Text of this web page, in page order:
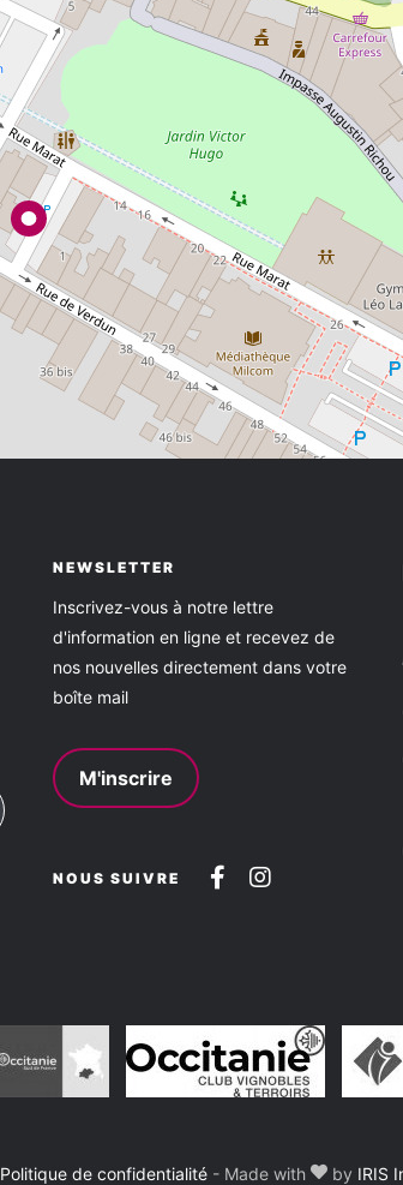
NEWSLETTER
Inscrivez-vous à notre lettre
d'information en ligne et recevez de
nos nouvelles directement dans votre
boîte mail
M'inscrire
NOUS SUIVRE
Suivez-Suivez-
Politique de confidentialité - Made with by IRIS